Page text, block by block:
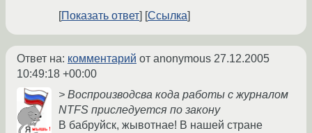
Показать ответ
Ссылка
Ответ на: комментарий от anonymous 27.12.2005
10:49:18 +00:00
> Воспроизводсва кода работы с журналом
NTFS приследуется по закону
В бабруйск, жывотнае! В нашей стране